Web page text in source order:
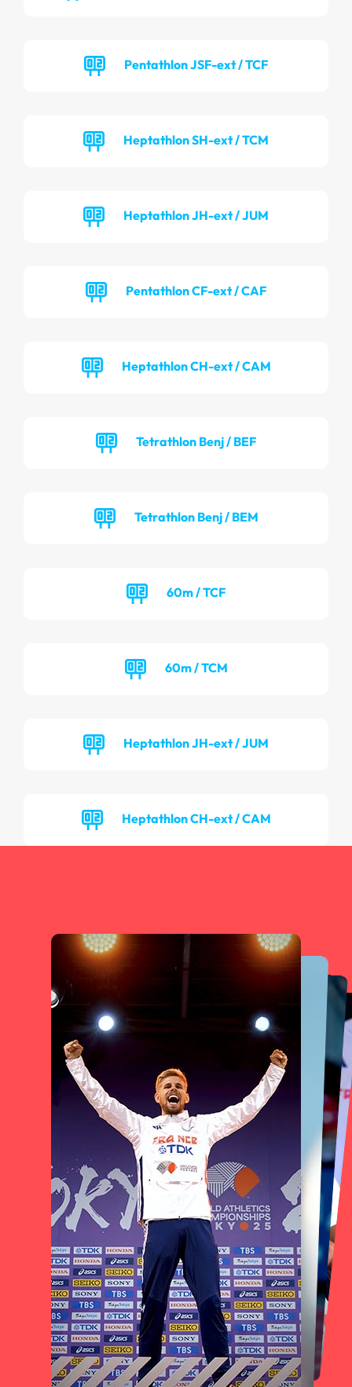
Pentathlon JSF-ext / TCF
Heptathlon SH-ext / TCM
Heptathlon JH-ext / JUM
Pentathlon CF-ext / CAF
Heptathlon CH-ext / CAM
Tetrathlon Benj / BEF
Tetrathlon Benj / BEM
60m / TCF
60m / TCM
Heptathlon JH-ext / JUM
Heptathlon CH-ext / CAM